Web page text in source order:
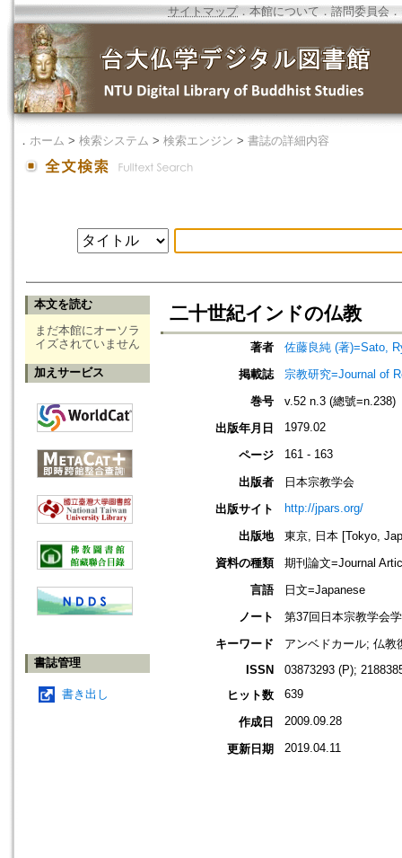
サイトマップ．本館について ． 諮問委員会 ．
． ホーム > 検索システム > 検索エンジン > 書誌の詳細内容
本文を読む
まだ本館にオーソラ
イズされていません
加えサービス
書誌管理
書き出し
二十世紀インドの仏教
著者
佐藤良純 (著)=Sato,
掲載誌
宗教研究=Journal of
巻号
v.52 n.3 (總號=n.238)
出版年月日
1979.02
ページ 161 - 163
出版者
日本宗教学会
出版サイト
http://jpars.org/
出版地
東京, 日本 [Tokyo,
資料の種類
期刊論文=Journal
言語
日文=Japanese
ノート
第37回日本宗教学会
キーワード
アンベドカール; 仏教
ISSN
03873293 (P);
ヒット数
639
作成日 2009.09.28
更新日期 2019.04.11